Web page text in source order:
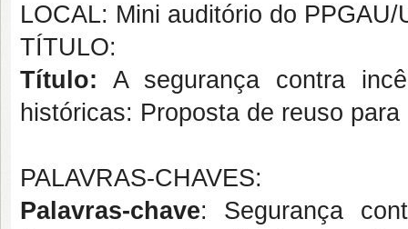
LOCAL: Mini auditório do PPGAU/
TÍTULO:
Título: A segurança contra
históricas: Proposta de reuso
PALAVRAS-CHAVES:
Palavras-chave: Segurança